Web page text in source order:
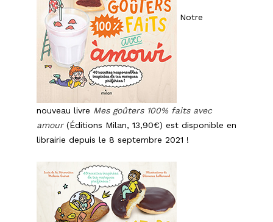
Notre
nouveau livre Mes goûters 100% faits avec
amour(Éditions Milan, 13,90€) est disponible en
librairie depuis le 8 septembre 2021 !